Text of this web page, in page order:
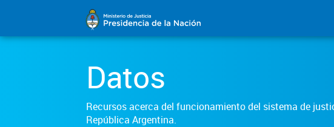
Datos
Recursos acerca del funcionamiento del sistema de
República Argentina.